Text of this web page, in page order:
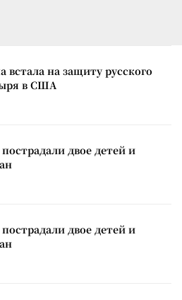
на защиту русского
в США
двое детей и
двое детей и